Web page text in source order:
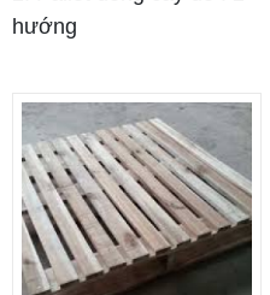
quan trọng.
hướng